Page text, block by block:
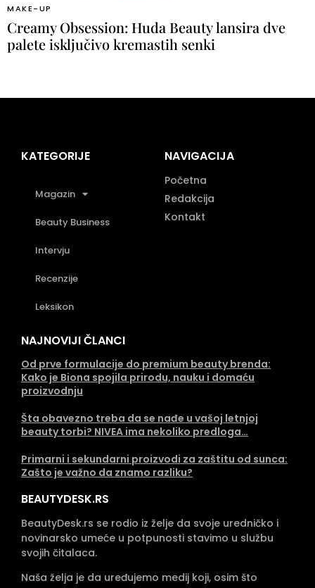
MAKE-UP
Creamy Obsession: Huda Beauty lansira dve
palete isključivo kremastih senki
KATEGORIJE
Magazin
Beauty Business
Intervju
Recenzije
Leksikon
NAVIGACIJA
Početna
Redakcija
Kontakt
NAJNOVIJI ČLANCI
Od prve formulacije do premium beauty brenda:
Kako je Biona spojila prirodu, nauku i domaću
proizvodnju
Šta obavezno treba da se nađe u vašoj letnjoj
beauty torbi? NIVEA ima nekoliko predloga…
Primarni i sekundarni proizvodi za zaštitu od sunca:
Zašto je važno da znamo razliku?
BEAUTYDESK.RS
BeautyDesk.rs se rodio iz želje da svoje uredničko i
novinarsko umeće u potpunosti stavimo u službu
svojih čitalaca.
Naša želja je da uređujemo medij koji, osim što